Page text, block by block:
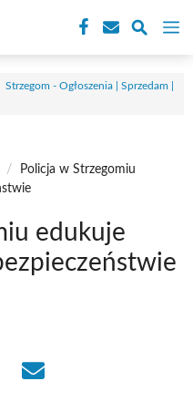
Strzegom - Ogłoszenia | Sprzedam |
/
Policja w Strzegomiu
edukuje
Share